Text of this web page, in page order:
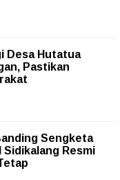
Desa Hutatua
Pastikan
Sengketa
Sidikalang Resmi